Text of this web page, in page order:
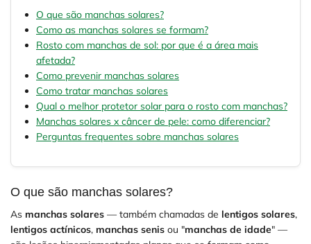
O que são manchas solares?
Como as manchas solares se formam?
Rosto com manchas de sol: por que é a área mais
afetada?
Como prevenir manchas solares
Como tratar manchas solares
Qual o melhor protetor solar para o rosto com manchas?
Manchas solares x câncer de pele: como diferenciar?
Perguntas frequentes sobre manchas solares
O que são manchas solares?
As manchas solares — também chamadas de lentigos solares,
lentigos actínicos, manchas senis ou "manchas de idade" —